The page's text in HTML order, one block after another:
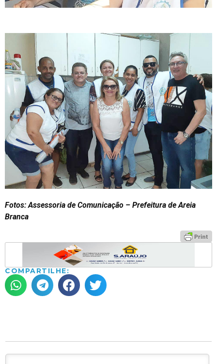
Fotos: Assessoria de Comunicação – Prefeitura de Areia
Branca
COMPARTILHE: